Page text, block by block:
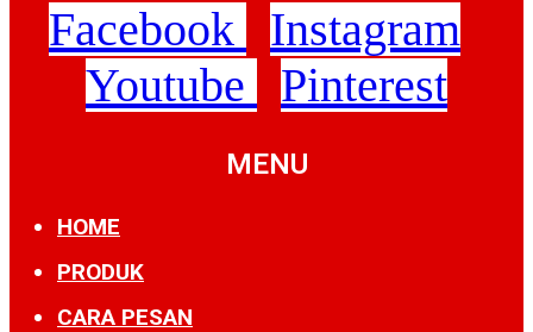
Facebook
Instagram
Youtube
Pinterest
MENU
HOME
PRODUK
CARA PESAN